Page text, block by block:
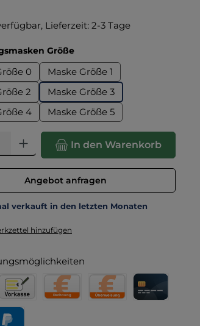
Lieferzeit: 2-3 Tage
Größeauswählen
0
Maske Größe 1
2
Maske Größe 3
4
Maske Größe 5
Gib den gewünschten Wert ein oder
In den Warenkorb
Angebot anfragen
verkauft in den letzten Monaten
hinzufügen
für Behörden